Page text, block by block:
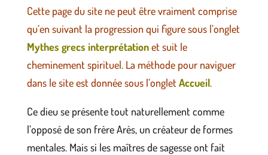
Cette page du site ne peut être vraiment comprise
qu’en suivant la progression qui figure sous l’onglet
Mythes grecs interprétationet suit le
cheminement spirituel. La méthode pour naviguer
dans le site est donnée sous l’onglet Accueil.
Ce dieu se présente tout naturellement comme
l’opposé de son frère Arès, un créateur de formes
mentales. Mais si les maîtres de sagesse ont fait